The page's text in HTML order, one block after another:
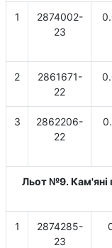
1
2874002-
23
2
2861671-
22
3
2862206-
22
Льот №9. Кам'яні
1
2874285-
23